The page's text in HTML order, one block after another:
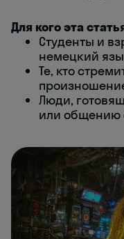
Для кого эта
Студенты и
немецкий
Те, кто
Люди,
или общению